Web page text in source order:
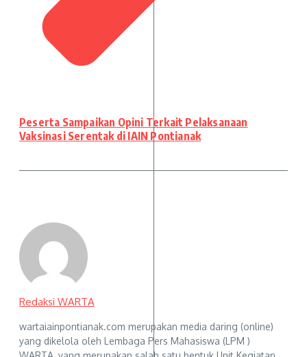
Peserta Sampaikan Opini Terkait Pelaksanaan
Vaksinasi Serentak di IAIN Pontianak
Redaksi WARTA
wartaiainpontianak.com merupakan media daring (online)
yang dikelola oleh Lembaga Pers Mahasiswa (LPM )